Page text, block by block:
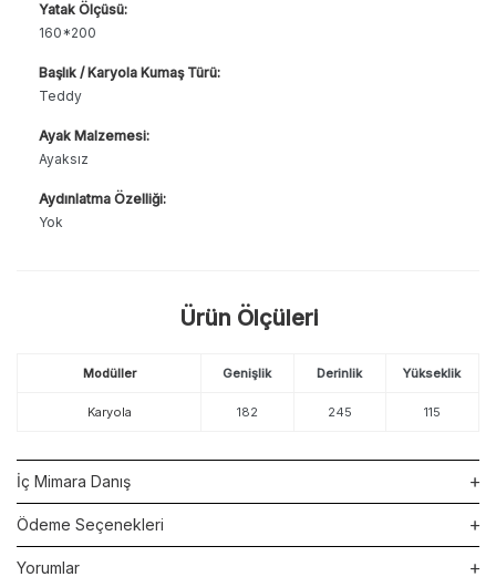
Yatak Ölçüsü:
160*200
Başlık / Karyola Kumaş Türü:
Teddy
Ayak Malzemesi:
Ayaksız
Aydınlatma Özelliği:
Yok
Ürün Ölçüleri
Modüller Genişlik Derinlik Yükseklik
Karyola 182 245 115
İç Mimara Danış
Ödeme Seçenekleri
Yorumlar